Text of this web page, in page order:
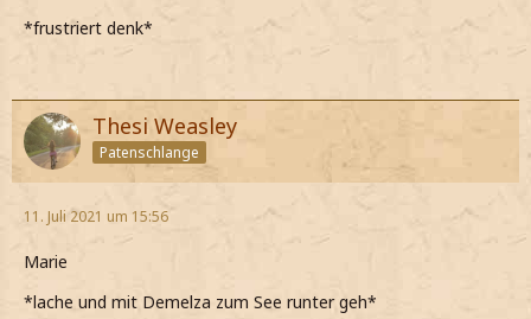
*frustriert denk*
Thesi Weasley
Patenschlange
11. Juli 2021 um 15:56
Marie
*lache und mit Demelza zum See runter geh*